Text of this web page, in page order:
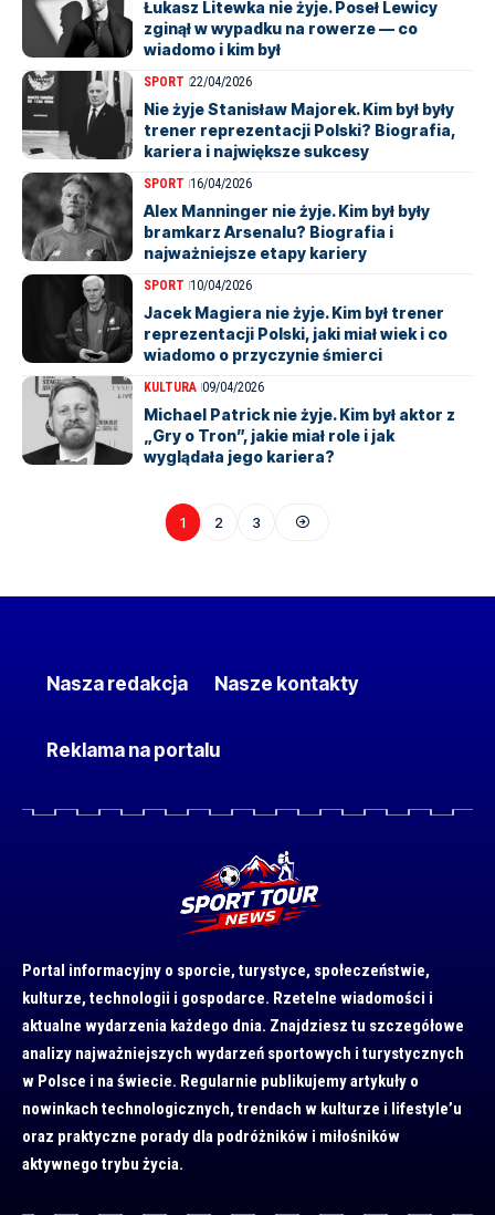
Łukasz Litewka nie żyje. Poseł Lewicy
zginął w wypadku na rowerze — co
wiadomo i kim był
SPORT 22/04/2026
Nie żyje Stanisław Majorek. Kim był były
trener reprezentacji Polski? Biografia,
kariera i największe sukcesy
SPORT 16/04/2026
Alex Manninger nie żyje. Kim był były
bramkarz Arsenalu? Biografia i
najważniejsze etapy kariery
SPORT 10/04/2026
Jacek Magiera nie żyje. Kim był trener
reprezentacji Polski, jaki miał wiek i co
wiadomo o przyczynie śmierci
KULTURA 09/04/2026
Michael Patrick nie żyje. Kim był aktor z
„Gry o Tron”, jakie miał role i jak
wyglądała jego kariera?
1 2 3
Nasza redakcja Nasze kontakty
Reklama na portalu
Portal informacyjny o sporcie, turystyce, społeczeństwie,
kulturze, technologii i gospodarce. Rzetelne wiadomości i
aktualne wydarzenia każdego dnia. Znajdziesz tu szczegółowe
analizy najważniejszych wydarzeń sportowych i turystycznych
w Polsce i na świecie. Regularnie publikujemy artykuły o
nowinkach technologicznych, trendach w kulturze i lifestyle’u
oraz praktyczne porady dla podróżników i miłośników
aktywnego trybu życia.